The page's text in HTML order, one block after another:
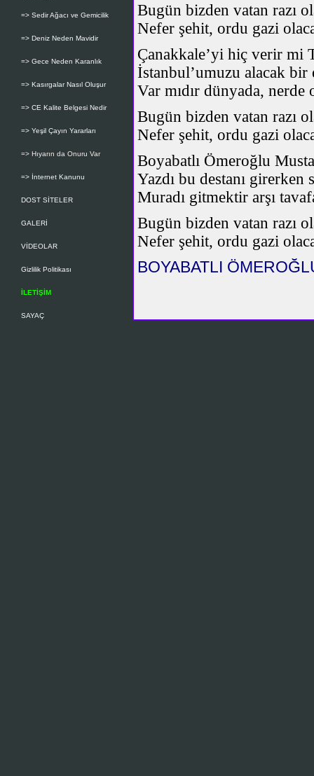
=> Sedir Ağacı ve Gemicilik
=> Deniz Neden Mavidir
=> Gece Neden Karanlık
=> Kasırgalar Nasıl Oluşur
=> CE Kalite Belgesi Nedir
=> Yeşil Çayın Yararları
=> Hıyarın da Onuru Var
=> İnternet Kanunu
DOST SİTELER
GALERİ
VİDEOLAR
Gizlilik Politikası
İLETİŞİM
SAYAÇ
Bugün bizden vatan razı
Nefer şehit, ordu gazi
Çanakkale’yi hiç verir mi
İstanbul’umuzu alacak bir
Var mıdır dünyada, nerde
Bugün bizden vatan razı
Nefer şehit, ordu gazi
Boyabatlı Ömeroğlu
Yazdı bu destanı girerken
Muradı gitmektir arşı
Bugün bizden vatan razı
Nefer şehit, ordu gazi
BOYABATLI